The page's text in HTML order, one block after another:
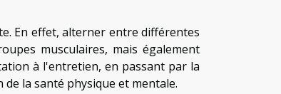
En effet, alterner entre différentes
musculaires, mais également
à l'entretien, en passant par la
la santé physique et mentale.